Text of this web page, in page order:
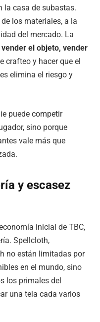
la casa de subastas.
los materiales, a la
del mercado. La
vender el objeto, vender
crafteo y hacer que el
elimina el riesgo y
puede competir
sino porque
vale más que
y escasez
inicial de TBC,
Spellcloth,
no están limitadas por
en el mundo, sino
los primales del
una tela cada varios